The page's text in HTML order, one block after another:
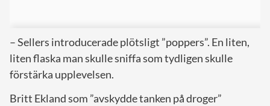
– Sellers introducerade plötsligt ”poppers”. En liten,
liten flaska man skulle sniffa som tydligen skulle
förstärka upplevelsen.
Britt Ekland som ”avskydde tanken på droger”